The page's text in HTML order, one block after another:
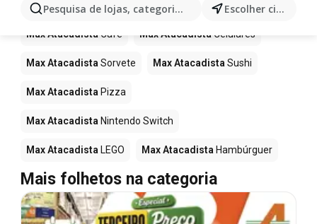
Pesquisa de lojas, categorias,produtos... Escolher cidade
Mais produtos em Max Atacadista
Max Atacadista Café Max Atacadista Celulares
Max Atacadista Sorvete Max Atacadista Sushi
Max Atacadista Pizza
Max Atacadista Nintendo Switch
Max Atacadista LEGO Max Atacadista Hambúrguer
Mais folhetos na categoria